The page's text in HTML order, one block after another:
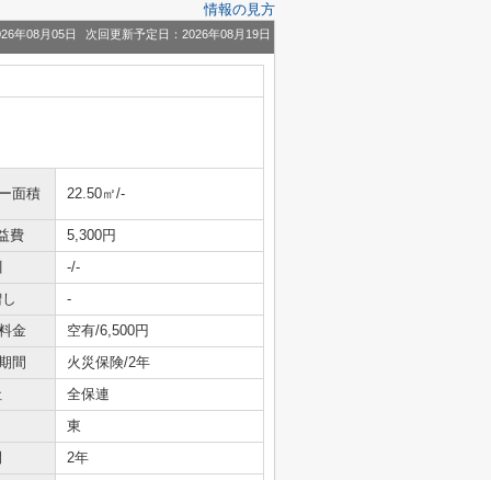
情報の見方
年08月05日 次回更新予定日：2026年08月19日
面積 22.50㎡/-
費
5,300円
-/-
-
金
空有/6,500円
間
火災保険/2年
全保連
東
2年